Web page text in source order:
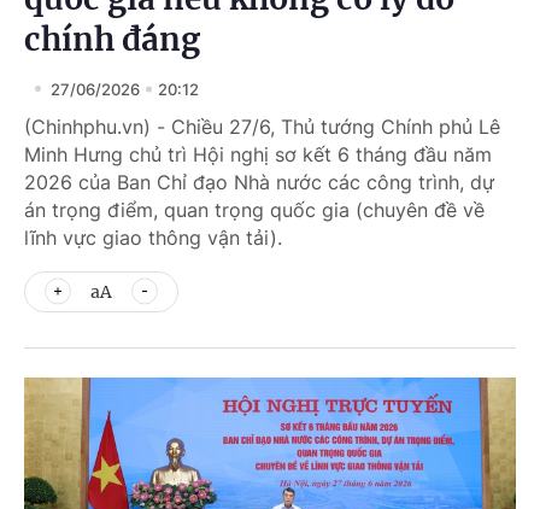
chính đáng
27/06/2026 20:12
(Chinhphu.vn) - Chiều 27/6, Thủ tướng Chính phủ Lê
Minh Hưng chủ trì Hội nghị sơ kết 6 tháng đầu năm
2026 của Ban Chỉ đạo Nhà nước các công trình, dự
án trọng điểm, quan trọng quốc gia (chuyên đề về
lĩnh vực giao thông vận tải).
aA